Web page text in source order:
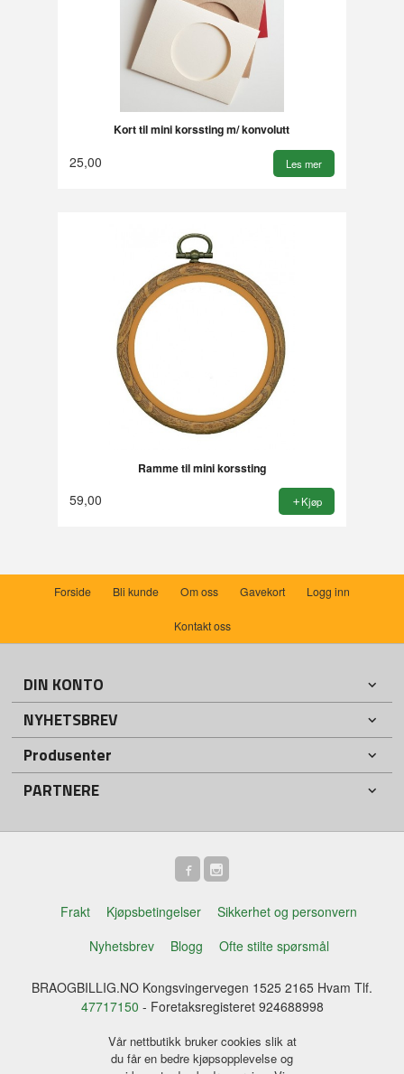
Kort til mini korssting m/ konvolutt
25,00 Les mer
Ramme til mini korssting
59,00 Kjøp
Forside Bli kunde Om oss Gavekort Logg inn
Kontakt oss
DIN KONTO
NYHETSBREV
Produsenter
PARTNERE
Frakt Kjøpsbetingelser
Sikkerhet og personvern
Nyhetsbrev
Blogg Ofte stilte spørsmål
BRAOGBILLIG.NO Kongsvingervegen 1525 2165 Hvam Tlf.
47717150 - Foretaksregisteret 924688998
Vår nettbutikk bruker cookies slik at
du får en bedre kjøpsopplevelse og